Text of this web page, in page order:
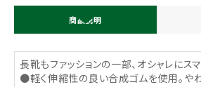
商品説明
長靴もファッションの一部、オシャレにスマ
●軽く伸縮性の良い合成ゴムを使用。や